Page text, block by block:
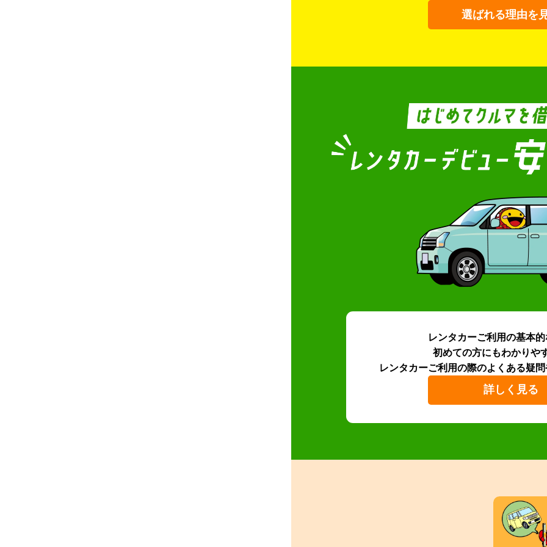
選ばれる理由を
レンタカーご利用の基本
初めての方にもわかりや
レンタカーご利用の際のよくある疑問
詳しく見る